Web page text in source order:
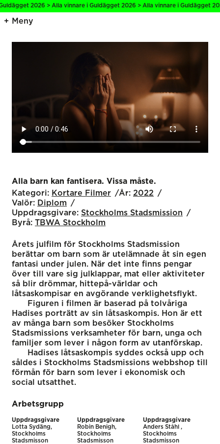
2026 > Alla vinnare i Guldägget 2026 > Alla vinnare i Guldägget
Meny
Alla barn kan fantisera. Vissa måste.
Kategori: Kortare Filmer År: 2022
Valör: Diplom
Uppdragsgivare: Stockholms Stadsmission
Byrå: TBWA Stockholm
Årets julfilm för Stockholms Stadsmission
berättar om barn som är utelämnade åt sin egen
fantasi under julen. När det inte finns pengar
över till vare sig julklappar, mat eller aktiviteter
så blir drömmar, hittepå-världar och
låtsaskompisar en avgörande verklighetsflykt.
Figuren i filmen är baserad på tolvåriga
Hadises porträtt av sin låtsaskompis. Hon är ett
av många barn som besöker Stockholms
Stadsmissions verksamheter för barn, unga och
familjer som lever i någon form av utanförskap.
Hadises låtsaskompis syddes också upp och
såldes i Stockholms Stadsmissions webbshop till
förmån för barn som lever i ekonomisk och
social utsatthet.
Arbetsgrupp
Uppdragsgivare
Lotta Sydäng,
Stockholms
Stadsmisson
Uppdragsgivare
Robin Benigh,
Stockholms
Stadsmisson
Uppdragsgivare
Anders Ståhl ,
Stockholms
Stadsmisson